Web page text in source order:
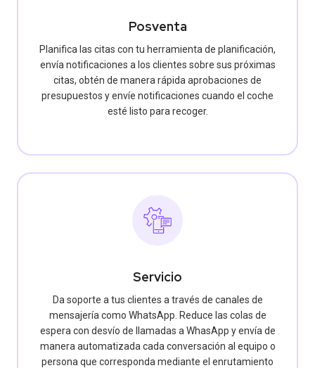
Posventa
Planifica las citas con tu herramienta de planificación,
envía notificaciones a los clientes sobre sus próximas
citas, obtén de manera rápida aprobaciones de
presupuestos y envíe notificaciones cuando el coche
esté listo para recoger.
Servicio
Da soporte a tus clientes a través de canales de
mensajería como WhatsApp. Reduce las colas de
espera con desvío de llamadas a WhasApp y envía de
manera automatizada cada conversación al equipo o
persona que corresponda mediante el enrutamiento